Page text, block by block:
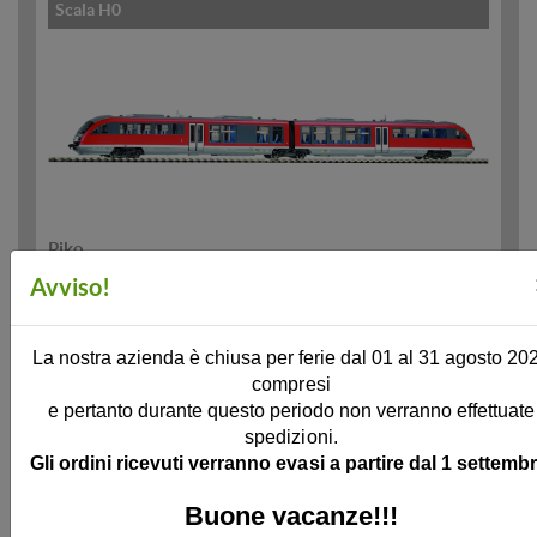
Scala H0
Piko
Automotrice Diesel Desiro Gruppo 642 DB AG ep. V,
livrea neutra
PK52089
Ordinabile / Prenotabile
320,00 € (IVA inclusa)
Scala H0
Avviso!
La nostra azienda è chiusa per ferie dal 01 al 31 agosto
compresi
e pertanto durante questo periodo non verranno effettuate
spedizioni.
Gli ordini ricevuti verranno evasi a partire dal 1
Buone vacanze!!!